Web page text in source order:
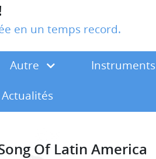
en un temps record.
Autre Instruments
Actualités
Of Latin America